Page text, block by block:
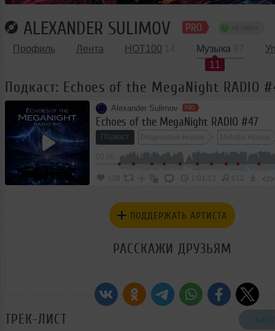
ALEXANDER SULIMOV
Профиль Лента HOT100
Музыка
11
Подкаст: Echoes of the MegaNight RADIO
Alexander Sulimov
Echoes of the MegaNight RADIO #47
Подкаст Progressive House Melodic House
138 1:01:12 612 </>
ПОДДЕРЖАТЬ АРТИСТА
РАССКАЖИ ДРУЗЬЯМ
ТРЕК-ЛИСТ